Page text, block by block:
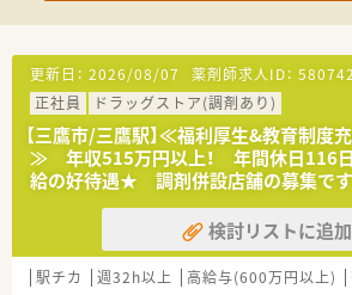
の保険調剤領域にとても注力されていま
療についてもエリア在宅担当を配置し
います。カウンセリングも含め正にトー
ふさわしい体制です。
■ドミナント展開！
全国展開は現時点では考えておらず、出
県、東海圏に集中出店し、店舗数を拡大し
現在では神奈川の店舗数が業界No.１にな
新店に加えて、現在OTC単独のお店へ順
るため薬剤師を積極採用中です！
更新日： 2026/08/07 薬剤師求人ID： 580742
正社員
ドラッグストア(調剤あり)
【三鷹市/三鷹駅】≪福利厚生&教育制度
≫ 年収515万円以上！ 年間休日116
給の好待遇★ 調剤併設店舗の募集で
検討リストに追加
駅チカ 週32h以上 高給与(600万円以上)